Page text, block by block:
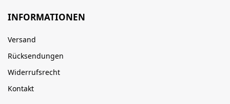
INFORMATIONEN
Versand
Rücksendungen
Widerrufsrecht
Kontakt